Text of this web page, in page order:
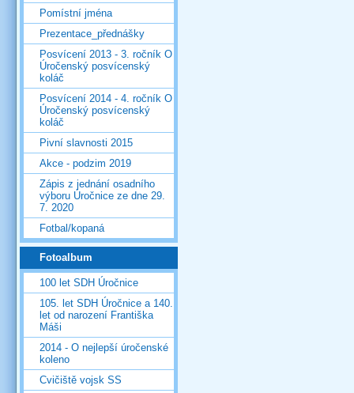
Pomístní jména
Prezentace_přednášky
Posvícení 2013 - 3. ročník O
Úročenský posvícenský
koláč
Posvícení 2014 - 4. ročník O
Úročenský posvícenský
koláč
Pivní slavnosti 2015
Akce - podzim 2019
Zápis z jednání osadního
výboru Úročnice ze dne 29.
7. 2020
Fotbal/kopaná
Fotoalbum
100 let SDH Úročnice
105. let SDH Úročnice a 140.
let od narození Františka
Máši
2014 - O nejlepší úročenské
koleno
Cvičiště vojsk SS